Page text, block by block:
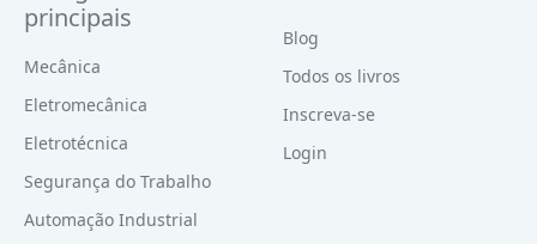
principais
Mecânica
Eletromecânica
Eletrotécnica
Segurança do Trabalho
Automação Industrial
Blog
Todos os livros
Inscreva-se
Login